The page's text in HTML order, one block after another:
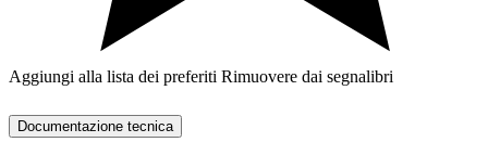
Aggiungi alla lista dei preferiti Rimuovere dai segnalibri
Documentazione tecnica